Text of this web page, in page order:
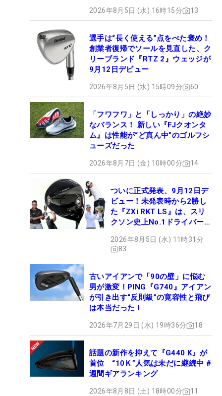
2026年8月5日 (水) 16時15分 13
選手は“長く使える”点をべた褒め！
創業者復帰でソールを見直した、ク
リーブランド『RTZ 2』ウェッジが
9月12日デビュー
2026年8月5日 (水) 15時09分 60
「フワフワ」と「しっかり」の絶妙
なバランス！ 新しい『FJクオンタ
ム』は性能が“ど真ん中”のゴルフシ
ューズだった
2026年8月7日 (金) 10時00分 14
ついに正式発表、9月12日デ
ビュー！未発表時から2勝し
た『ZXi RKT LS』は、スリ
クソン史上No.1ドライバー!?
2026年8月5日 (水) 11時31分
83
古いアイアンで「90の壁」に悩む
男が激変！PING『G740』アイアン
が引き出す“反則級”の寛容性と飛び
は本当だった！
2026年7月29日 (水) 19時36分 18
話題の新作を抑えて『G440 K』が
首位 “10Ｋ”人気は未だに継続中 #
週間ギアランキング
2026年8月8日 (土) 18時00分 11